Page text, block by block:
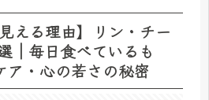
える理由】リン・チー
｜毎日食べているも
ア・心の若さの秘密